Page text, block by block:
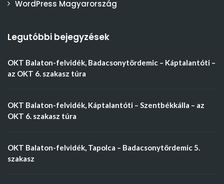
WordPress Magyarország
Legutóbbi bejegyzések
OKT Balaton-felvidék, Badacsonytördemic – Káptalantóti –
az OKT 6. szakasz túra
OKT Balaton-felvidék, Káptalantóti – Szentbékkálla – az
OKT 6. szakasz túra
OKT Balaton-felvidék, Tapolca – Badacsonytördemic 5.
szakasz